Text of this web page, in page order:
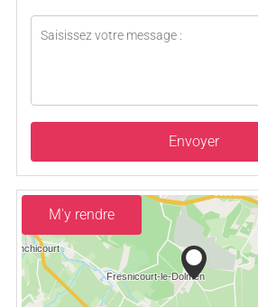
Envoyer
M'y rendre